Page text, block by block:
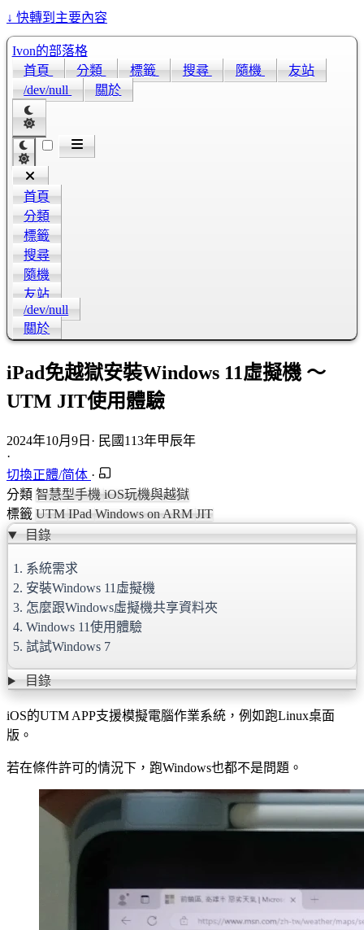
↓ 快轉到主要內容
Ivon的部落格
首頁
分類 標籤 搜尋 隨機
友站
/dev/null
關於
首頁
分類
標籤
搜尋
隨機
友站
/dev/null
關於
iPad免越獄安裝Windows 11虛擬機 ～
UTM JIT使用體驗
2024年10月9日 · 民國113年甲辰年
·
切換正體/简体 ·
分類 智慧型手機iOS玩機與越獄
標籤 UTMIPadWindows on ARMJIT
目錄
1. 系統需求
2. 安裝Windows 11虛擬機
3. 怎麼跟Windows虛擬機共享資料夾
4. Windows 11使用體驗
5. 試試Windows 7
目錄
iOS的UTM APP支援模擬電腦作業系統，例如跑Linux桌面
版。
若在條件許可的情況下，跑Windows也都不是問題。